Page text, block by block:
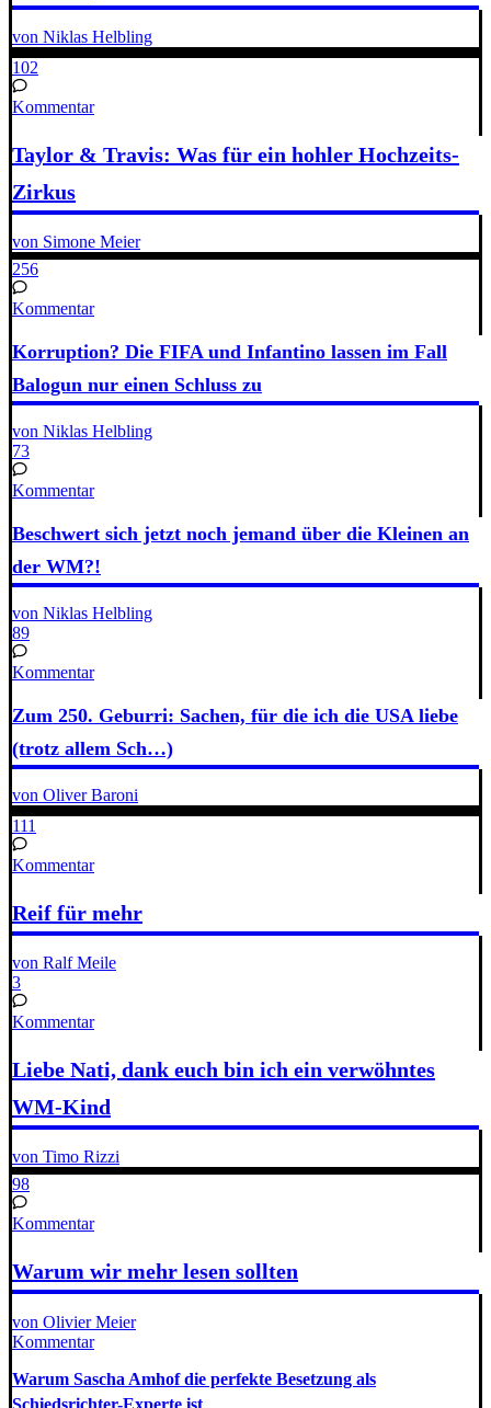
von Niklas Helbling
102
Kommentar
Taylor & Travis: Was für ein hohler Hochzeits-
Zirkus
von Simone Meier
256
Kommentar
Korruption? Die FIFA und Infantino lassen im Fall
Balogun nur einen Schluss zu
von Niklas Helbling
73
Kommentar
Beschwert sich jetzt noch jemand über die Kleinen an
der WM?!
von Niklas Helbling
89
Kommentar
Zum 250. Geburri: Sachen, für die ich die USA liebe
(trotz allem Sch…)
von Oliver Baroni
111
Kommentar
Reif für mehr
von Ralf Meile
3
Kommentar
Liebe Nati, dank euch bin ich ein verwöhntes
WM-Kind
von Timo Rizzi
98
Kommentar
Warum wir mehr lesen sollten
von Olivier Meier
Kommentar
Warum Sascha Amhof die perfekte Besetzung als
Schiedsrichter-Experte ist